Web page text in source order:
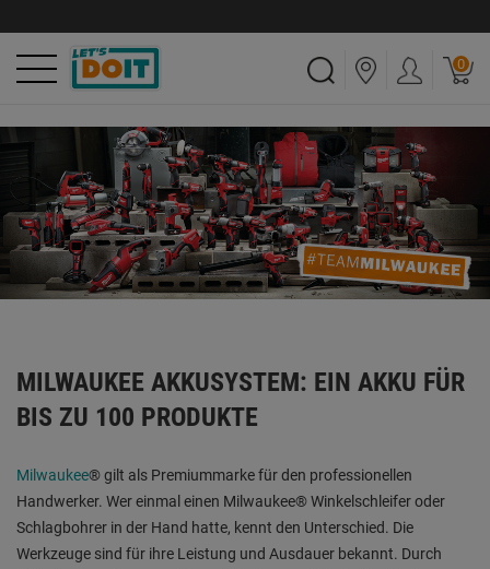
0
MILWAUKEE AKKUSYSTEM: EIN AKKU FÜR
BIS ZU 100 PRODUKTE
Milwaukee® gilt als Premiummarke für den professionellen
Handwerker. Wer einmal einen Milwaukee® Winkelschleifer oder
Schlagbohrer in der Hand hatte, kennt den Unterschied. Die
Werkzeuge sind für ihre Leistung und Ausdauer bekannt. Durch